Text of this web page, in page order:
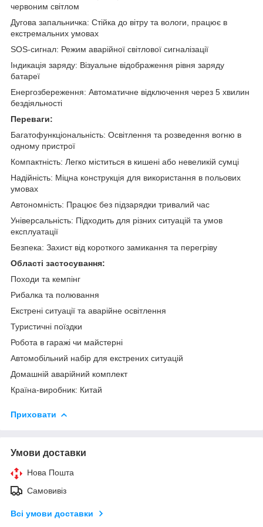
червоним світлом
Дугова запальничка: Стійка до вітру та вологи, працює в
екстремальних умовах
SOS-сигнал: Режим аварійної світлової сигналізації
Індикація заряду: Візуальне відображення рівня заряду
батареї
Енергозбереження: Автоматичне відключення через 5 хвилин
бездіяльності
Переваги:
Багатофункціональність: Освітлення та розведення вогню в
одному пристрої
Компактність: Легко міститься в кишені або невеликій сумці
Надійність: Міцна конструкція для використання в польових
умовах
Автономність: Працює без підзарядки тривалий час
Універсальність: Підходить для різних ситуацій та умов
експлуатації
Безпека: Захист від короткого замикання та перегріву
Області застосування:
Походи та кемпінг
Рибалка та полювання
Екстрені ситуації та аварійне освітлення
Туристичні поїздки
Робота в гаражі чи майстерні
Автомобільний набір для екстрених ситуацій
Домашній аварійний комплект
Країна-виробник: Китай
Приховати
Умови доставки
Нова Пошта
Самовивіз
Всі умови доставки